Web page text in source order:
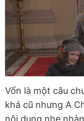
Vốn là một câu
khá cũ nhưng A
nội dung nhẹ